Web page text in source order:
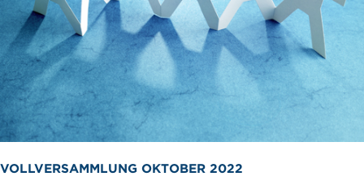
VOLLVERSAMMLUNG OKTOBER 2022